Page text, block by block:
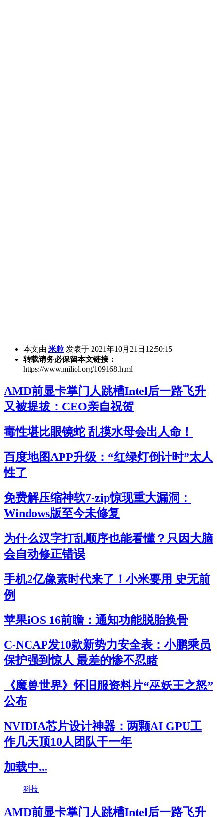
本文由 米粒 发表于 2021年10月21日12:50:15
转载请务必保留本文链接：
https://www.miliol.org/109168.html
AMD前显卡掌门人跳槽Intel后一路飞升
又被提拔：CEO亲自祝贺
毒性堪比眼镜蛇 乱摸水母会出人命！
百度地图APP升级：“红绿灯倒计时”太人
性了
免费解压缩神软7-zip惊现重大漏洞：
Windows版至今未修复
为什么汉字打乱顺序也能看懂？只因大脑
会自动修正错误
手机2亿像素时代来了！小米要用 史无前
例
苹果iOS 16前瞻：通知功能脱胎换骨
C-NCAP发10款新势力安全表：小鹏乘员
保护强到惊人 最差的惨不忍睹
《魔兽世界》怀旧服资料片“巫妖王之怒”
公布
NVIDIA芯片设计神器：两颗AI GPU工
作几天顶10人团队干一年
加载中...
科技
AMD前显卡掌门人跳槽Intel后一路飞升